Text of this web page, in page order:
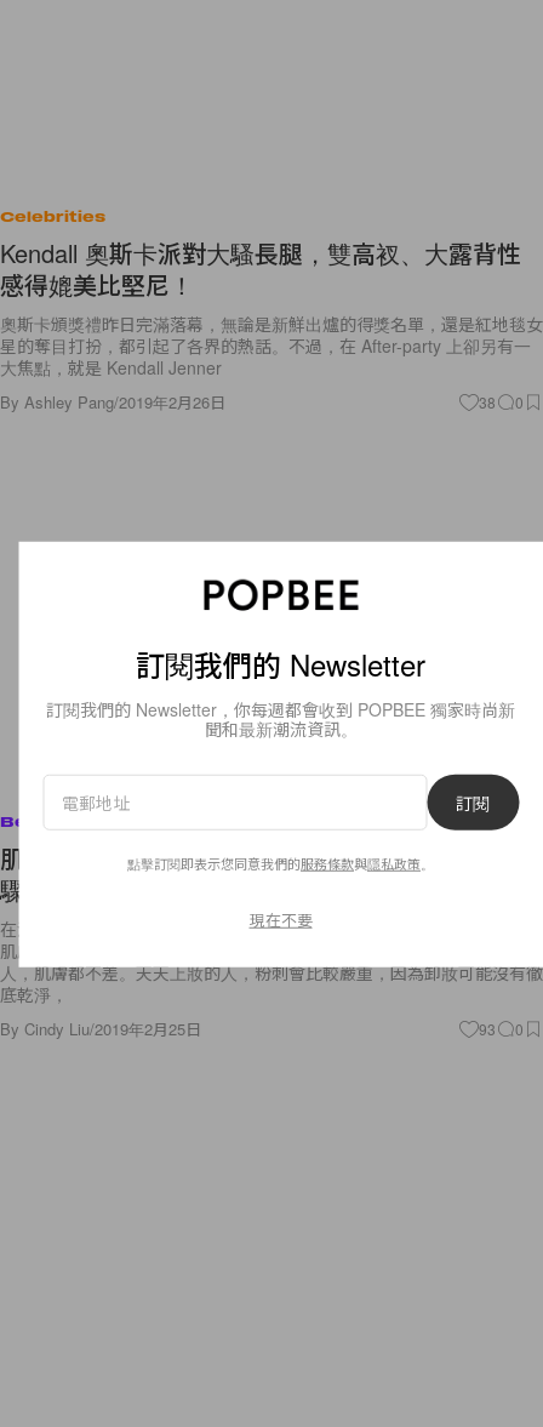
Celebrities
Kendall 奧斯卡派對大騷長腿，雙高衩、大露背性
感得媲美比堅尼！
奧斯卡頒獎禮昨日完滿落幕，無論是新鮮出爐的得獎名單，還是紅地毯女
星的奪目打扮，都引起了各界的熱話。不過，在 After-party 上卻另有一
大焦點，就是 Kendall Jenner
By Ashley Pang/2019年2月26日 38 0
Beauty
肌膚總是摸起來粗糙？這是因為你沒做到這 5 步
驟！
在港台兩地，很多女孩都有固定做臉的習慣，但是有時候會因為忙碌或是
肌膚過敏等原因而暫停了，但是可以肯定的是，有固定給專業人員做臉的
人，肌膚都不差。天天上妝的人，粉刺會比較嚴重，因為卸妝可能沒有徹
底乾淨，
By Cindy Liu/2019年2月25日 93 0
訂閱我們的 Newsletter
訂閱我們的 Newsletter，你每週都會收到 POPBEE 獨家時尚新
聞和最新潮流資訊。
訂閱
點擊訂閱即表示您同意我們的服務條款與隱私政策
現在不要